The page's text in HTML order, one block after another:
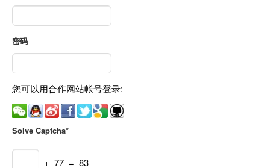
密码
您可以用合作网站帐号登录:
Solve Captcha*
+ 77 = 83